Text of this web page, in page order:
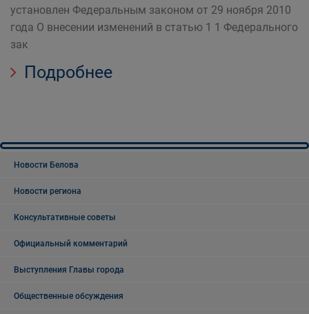
установлен Федеральным законом от 29 ноября 2010
года О внесении изменений в статью 1 1 Федерального
зак
Подробнее
Новости Белова
Новости региона
Консультативные советы
Официальный комментарий
Выступления Главы города
Общественные обсуждения